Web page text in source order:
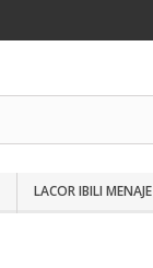
LACOR IBILI MENAJE